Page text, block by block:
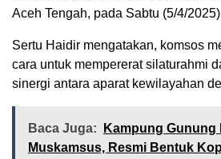
Aceh Tengah, pada Sabtu (5/4/
Sertu Haidir mengatakan, komsos
cara untuk mempererat silaturahmi
sinergi antara aparat kewilayahan
Baca Juga:
Kampung Gunung
Muskamsus, Resmi Bentuk